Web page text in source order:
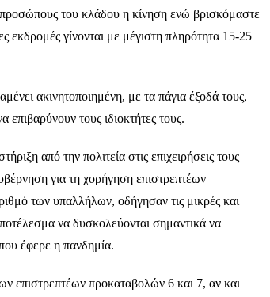
του κλάδου η κίνηση ενώ βρισκόμαστε
εκδρομές γίνονται με μέγιστη πληρότητα 15-25
ακινητοποιημένη, με τα πάγια έξοδά τους,
τους ιδιοκτήτες τους.
από την πολιτεία στις επιχειρήσεις τους
για τη χορήγηση επιστρεπτέων
των υπαλλήλων, οδήγησαν τις μικρές και
να δυσκολεύονται σημαντικά να
έφερε η πανδημία.
επιστρεπτέων προκαταβολών 6 και 7, αν και